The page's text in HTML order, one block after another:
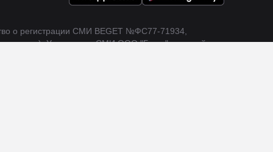
о регистрации СМИ BEGET №ФС77-71934,
Учредитель СМИ ООО "Бегет", главный